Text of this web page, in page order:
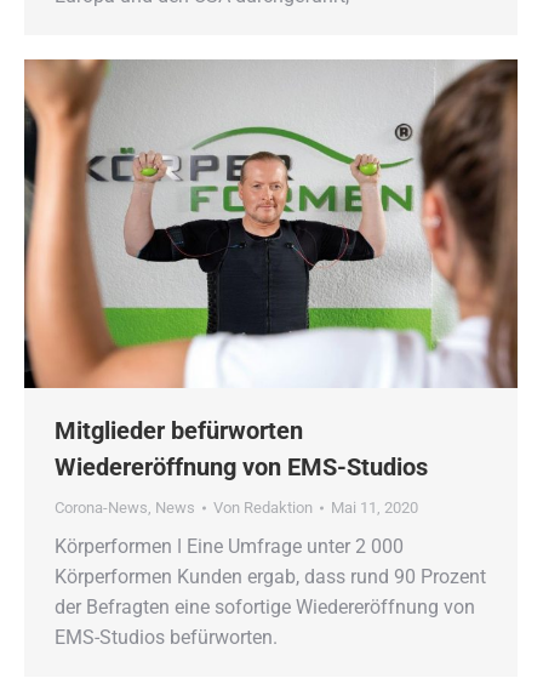
Mitglieder befürworten
Wiedereröffnung von EMS-Studios
Corona-News, News Von Redaktion Mai 11, 2020
Körperformen ǀ Eine Umfrage unter 2 000
Körperformen Kunden ergab, dass rund 90 Prozent
der Befragten eine sofortige Wiedereröffnung von
EMS-Studios befürworten.